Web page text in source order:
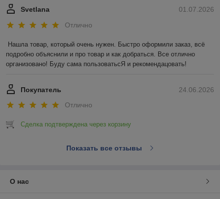
01.07.2026
Svetlana
Отлично
Нашла товар, который очень нужен. Быстро оформили заказ, всё
подробно объяснили и про товар и как добраться. Все отлично
организовано! Буду сама пользоватьсЯ и рекомендацовать!
24.06.2026
Покупатель
Отлично
Сделка подтверждена через корзину
Показать все отзывы
О нас